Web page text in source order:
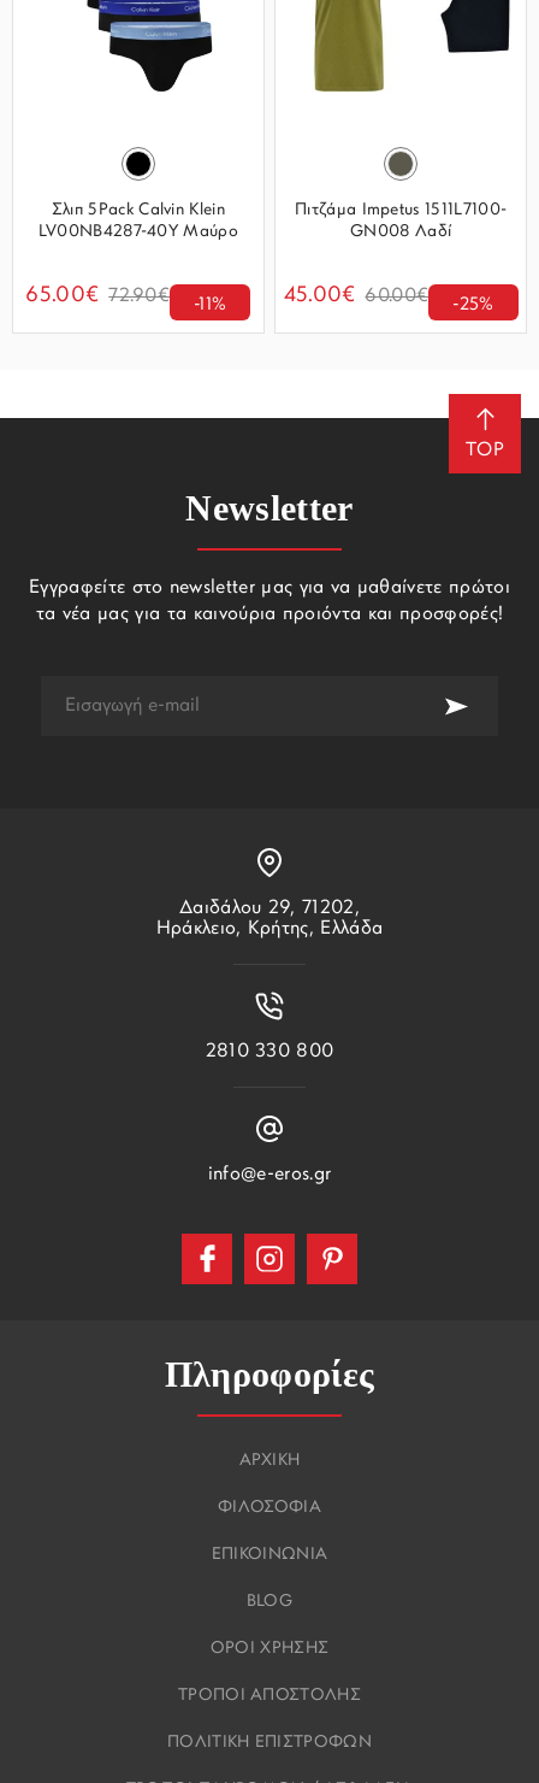
Σλιπ 5Pack Calvin Klein
LV00NB4287-40Y Μαύρο
65.00€ 72.90€ -11%
Πιτζάμα Impetus 1511L7100-
GN008 Λαδί
45.00€ 60.00€ -25%
TOP
Πληροφορίες
ΑΡΧΙΚΗ
ΦΙΛΟΣΟΦΙΑ
ΕΠΙΚΟΙΝΩΝΙΑ
BLOG
ΟΡΟΙ ΧΡΗΣΗΣ
ΤΡΟΠΟΙ ΑΠΟΣΤΟΛΗΣ
ΠΟΛΙΤΙΚΗ ΕΠΙΣΤΡΟΦΩΝ
Δαιδάλου 29, 71202,
Ηράκλειο, Κρήτης, Ελλάδα
2810 330 800
info@e-eros.gr
Newsletter
Εγγραφείτε στο newsletter μας για να μαθαίνετε πρώτοι
τα νέα μας για τα καινούρια προιόντα και προσφορές!